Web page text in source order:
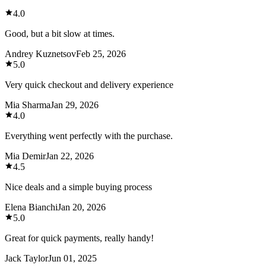
4.0
Good, but a bit slow at times.
Andrey KuznetsovFeb 25, 2026
5.0
Very quick checkout and delivery experience
Mia SharmaJan 29, 2026
4.0
Everything went perfectly with the purchase.
Mia DemirJan 22, 2026
4.5
Nice deals and a simple buying process
Elena BianchiJan 20, 2026
5.0
Great for quick payments, really handy!
Jack TaylorJun 01, 2025